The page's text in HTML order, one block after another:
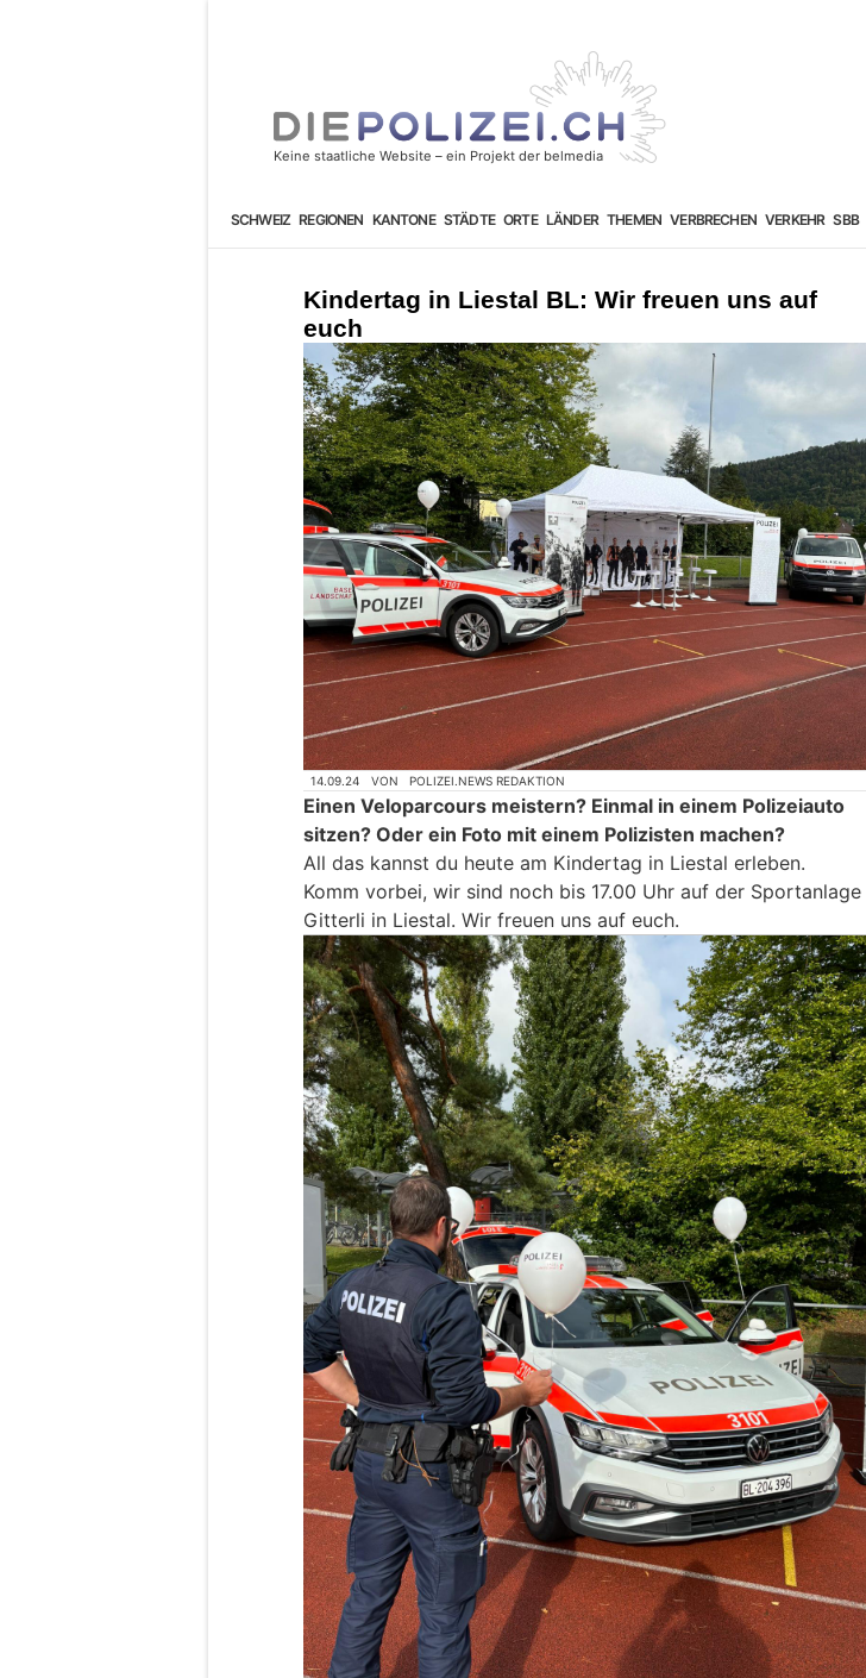
SCHWEIZ REGIONEN KANTONE STÄDTE ORTE LÄNDER THEMEN VERBRECHEN VERKEHR SBB
Kindertag in Liestal BL: Wir freuen uns auf
euch
14.09.24 VON POLIZEI.NEWS REDAKTION
Einen Veloparcours meistern? Einmal in einem Polizeiauto
sitzen? Oder ein Foto mit einem Polizisten machen?
All das kannst du heute am Kindertag in Liestal erleben.
Komm vorbei, wir sind noch bis 17.00 Uhr auf der Sportanlage
Gitterli in Liestal. Wir freuen uns auf euch.